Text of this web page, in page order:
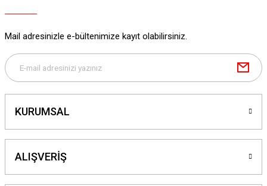
Mail adresinizle e-bültenimize kayıt olabilirsiniz.
KURUMSAL
ALIŞVERİŞ